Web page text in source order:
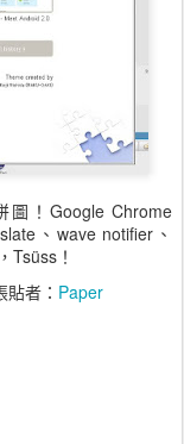
！Google Chrome
、wave notifier、
Tsüss！
貼者： Paper